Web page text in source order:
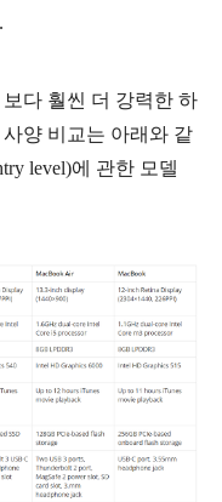
다 훨씬 더 강력한 하
양 비교는 아래와 같
level)에 관한 모델